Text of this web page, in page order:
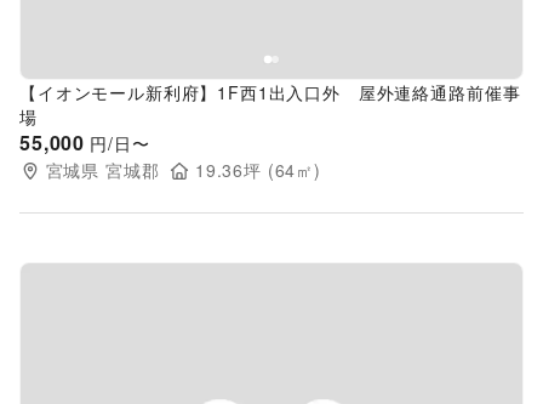
【イオンモール新利府】1F西1出入口外 屋外連絡通路前催事
場
55,000 円/日〜
宮城県 宮城郡 19.36坪 (64㎡)